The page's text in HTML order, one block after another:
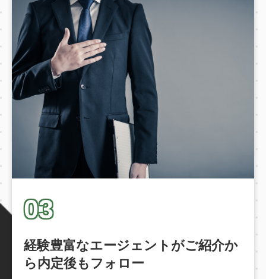
03
経験豊富なエージェントがご紹介か
ら内定後もフォロー